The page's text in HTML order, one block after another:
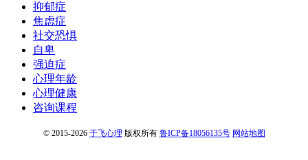
抑郁症
焦虑症
社交恐惧
自卑
强迫症
心理年龄
心理健康
咨询课程
© 2015-2026 于飞心理 版权所有 鲁ICP备18056135号 网站地图